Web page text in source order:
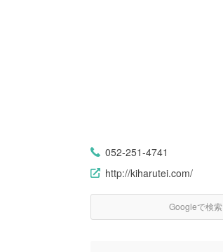
052-251-4741
http://kiharutei.com/
Googleで検索